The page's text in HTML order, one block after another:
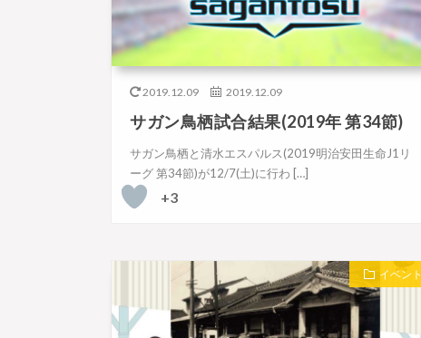
2019.12.09 2019.12.09
サガン鳥栖試合結果(2019年 第34節)
サガン鳥栖と清水エスパルス(2019明治安田生命J1リ
ーグ 第34節)が12/7(土)に行わ […]
+3
イベント